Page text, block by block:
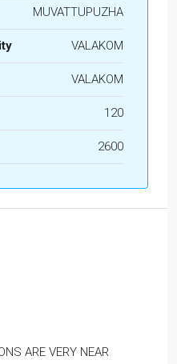
MUVATTUPUZHA
VALAKOM
VALAKOM
120
2600
ARE VERY NEAR